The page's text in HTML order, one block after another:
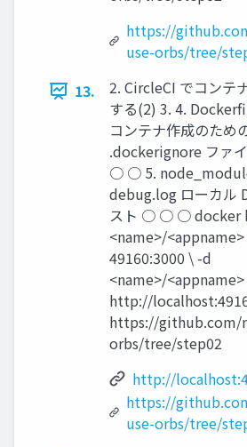
https://
use-orbs/tree/
13.
2. CircleCI でコンテ
する(2) 3. 4.
コンテナ作成のため
.dockerignore ファ
○ ○ 5.
debug.log ローカル
スト ○ ○ ○ docker
<name>/
49160:3000 \ -d
<name>/<appname>
http://
https://github.com/
orbs/tree/step02
http://
https://
use-orbs/tree/